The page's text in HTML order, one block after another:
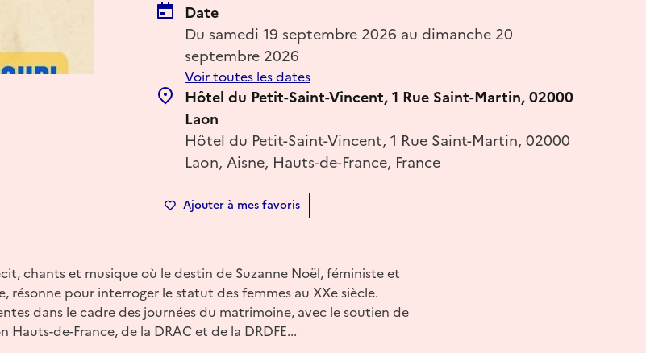
Date
Du samedi 19 septembre 2026 au dimanche 20
septembre 2026
Voir toutes les dates
Hôtel du Petit-Saint-Vincent, 1 Rue Saint-Martin, 02000
Laon
Hôtel du Petit-Saint-Vincent, 1 Rue Saint-Martin, 02000
Laon, Aisne, Hauts-de-France, France
Ajouter à mes favoris
chants et musique où le destin de Suzanne Noël, féministe et
résonne pour interroger le statut des femmes au XXe siècle.
dans le cadre des journées du matrimoine, avec le soutien de
Hauts-de-France, de la DRAC et de la DRDFE...